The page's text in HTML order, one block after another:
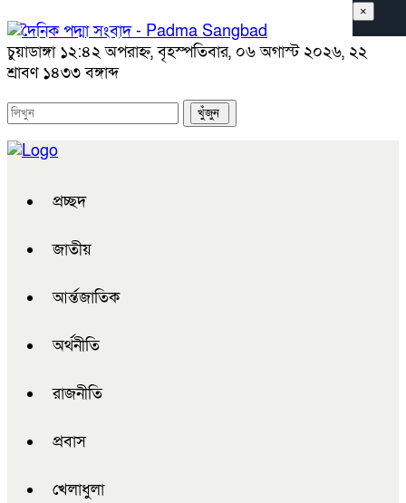
চুয়াডাঙ্গা ১২:৪২ অপরাহ্ন, বৃহস্পতিবার, ০৬ অগাস্ট ২০২৬, ২২
শ্রাবণ ১৪৩৩ বঙ্গাব্দ
প্রচ্ছদ
জাতীয়
আর্ন্তজাতিক
অর্থনীতি
রাজনীতি
প্রবাস
খেলাধুলা
×